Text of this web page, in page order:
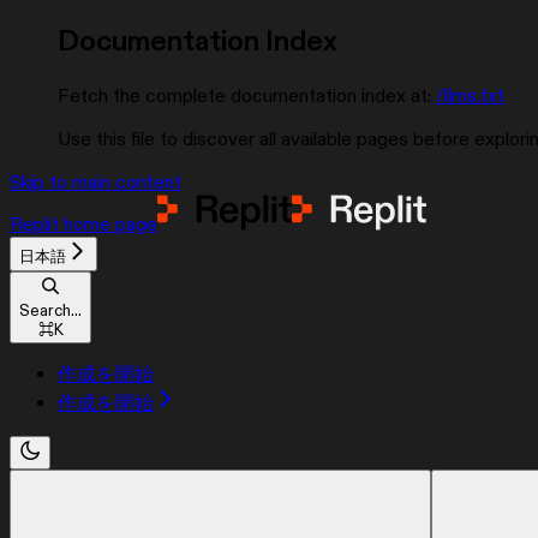
Documentation Index
Fetch the complete documentation index at: /llms.txt
Use this file to discover all available pages before
Skip to main content
Replit home page
日本語
Search...
⌘K
作成を開始
作成を開始